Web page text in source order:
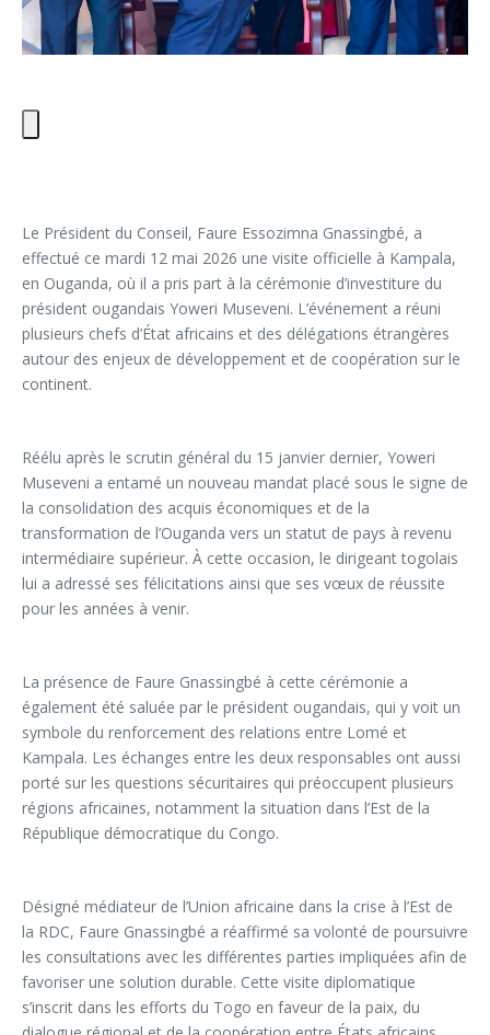
Le Président du Conseil, Faure Essozimna Gnassingbé, a
effectué ce mardi 12 mai 2026 une visite officielle à Kampala,
en Ouganda, où il a pris part à la cérémonie d’investiture du
président ougandais Yoweri Museveni. L’événement a réuni
plusieurs chefs d’État africains et des délégations étrangères
autour des enjeux de développement et de coopération sur le
continent.
Réélu après le scrutin général du 15 janvier dernier, Yoweri
Museveni a entamé un nouveau mandat placé sous le signe de
la consolidation des acquis économiques et de la
transformation de l’Ouganda vers un statut de pays à revenu
intermédiaire supérieur. À cette occasion, le dirigeant togolais
lui a adressé ses félicitations ainsi que ses vœux de réussite
pour les années à venir.
La présence de Faure Gnassingbé à cette cérémonie a
également été saluée par le président ougandais, qui y voit un
symbole du renforcement des relations entre Lomé et
Kampala. Les échanges entre les deux responsables ont aussi
porté sur les questions sécuritaires qui préoccupent plusieurs
régions africaines, notamment la situation dans l’Est de la
République démocratique du Congo.
Désigné médiateur de l’Union africaine dans la crise à l’Est de
la RDC, Faure Gnassingbé a réaffirmé sa volonté de poursuivre
les consultations avec les différentes parties impliquées afin de
favoriser une solution durable. Cette visite diplomatique
s’inscrit dans les efforts du Togo en faveur de la paix, du